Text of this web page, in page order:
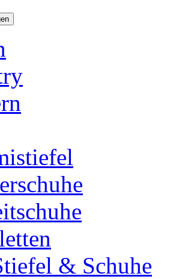
& Schuhe